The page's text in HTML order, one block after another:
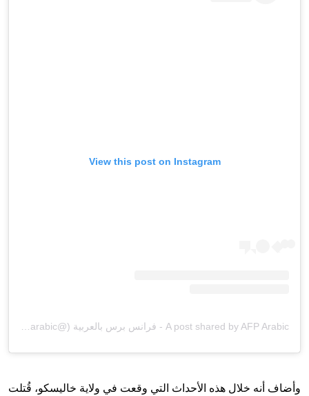
View this post on Instagram
وأضاف أنه خلال هذه الأحداث التي وقعت في ولاية خاليسكو، قُتلت